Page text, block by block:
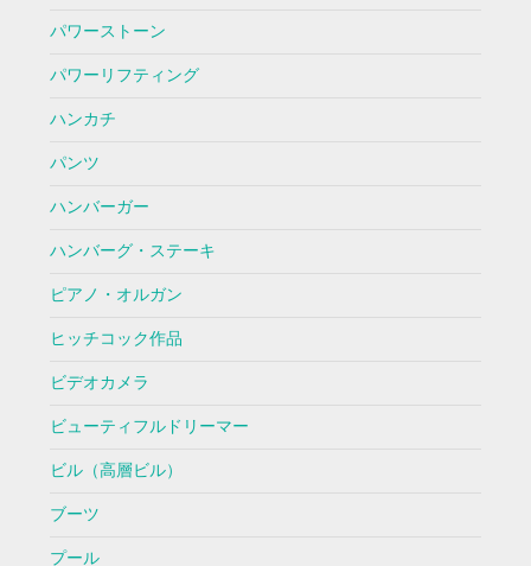
パワーストーン
パワーリフティング
ハンカチ
パンツ
ハンバーガー
ハンバーグ・ステーキ
ピアノ・オルガン
ヒッチコック作品
ビデオカメラ
ビューティフルドリーマー
ビル（高層ビル）
ブーツ
プール